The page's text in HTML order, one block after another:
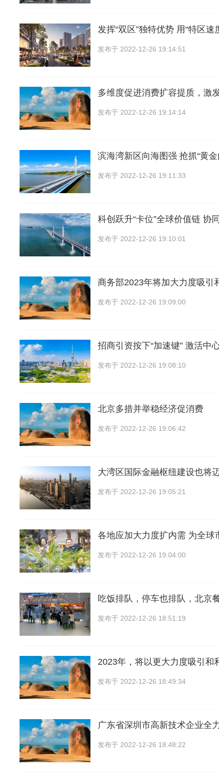
发挥“双区”独特优势 用“特区速
发布于 2022-12-26 19:14:51
多维度促进消费扩容提质，激
发布于 2022-12-26 19:14:14
滨海湾新区向海图强 抢抓“黄金
发布于 2022-12-26 19:11:33
科创跃升“卡位”全球价值链 协
发布于 2022-12-26 19:10:01
商务部2023年将加大力度吸引
发布于 2022-12-26 19:09:00
招商引资按下“加速键” 激活中
发布于 2022-12-26 19:08:10
北京多措并举稳经济促消费
发布于 2022-12-26 19:06:42
大湾区国际金融枢纽建设也将
发布于 2022-12-26 19:05:21
各地应加大力度扩内需 为全球
发布于 2022-12-26 19:04:00
吃饭排队，停车也排队，北京
发布于 2022-12-26 18:51:19
2023年，将以更大力度吸引和
发布于 2022-12-26 18:49:34
广东省深圳市高新技术企业全
发布于 2022-12-26 18:48:22